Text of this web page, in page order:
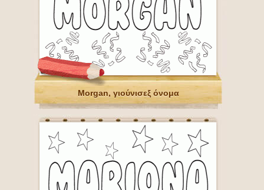
Morgan, γιούνισεξ όνομα